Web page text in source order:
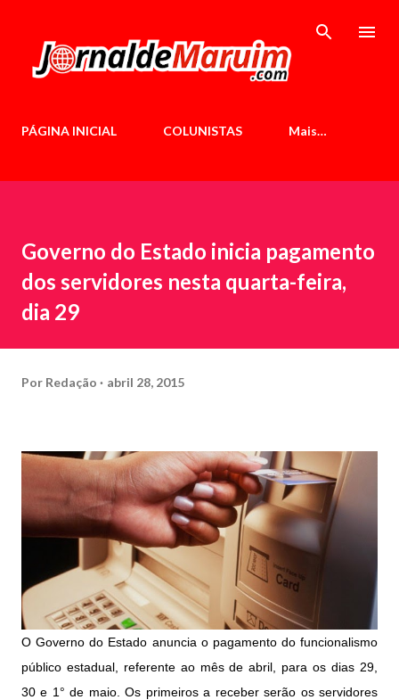
PÁGINA INICIAL COLUNISTAS Mais…
Governo do Estado inicia pagamento
dos servidores nesta quarta-feira,
dia 29
Por Redação abril 28, 2015
O Governo do Estado anuncia o pagamento do funcionalismo
público estadual, referente ao mês de abril, para os dias 29,
30 e 1° de maio. Os primeiros a receber serão os servidores